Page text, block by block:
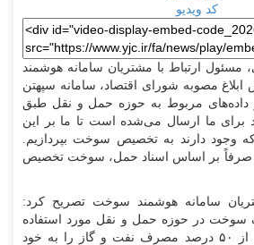
کد ویدیو
مسئول ارتباط با مشتریان سامانه هوشمند
مصوبه شورای اقتصاد، سامانه سپهتن
داده‌های مربوط به حوزه حمل و نقل طبق
برای ما ارسال می‌شده است تا ما بر این
وجود دارند به تخصیص سوخت بپردازیم.
۹۳ تاکنون صرفاً بر اساس اسناد حمل، سوخت تخصیص
سامانه هوشمند سوخت تصریح کرد:
در حوزه حمل و نقل مورد استفاده
قرار می‌گیرد که بیش از ۵۰ درصد مصرف نفت و گاز را به خود